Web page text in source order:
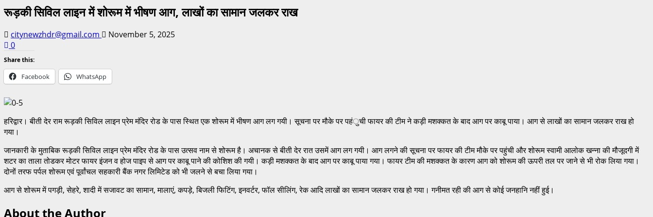
रूड़की सिविल लाइन में शोरूम में भीषण आग, लाखों का सामान जलकर राख
citynewzhdr@gmail.com
November 5, 2025
0
Share this:
Facebook WhatsApp
हरिद्वार। बीती देर राम रूड़की सिविल लाइन प्रेम मंदिर रोड के पास स्थित एक शोरूम में भीषण आग लग गयी। सूचना पर मौके पर पहंुची फायर की टीम ने कड़ी मशक्कत के बाद आग पर काबू पाया। आग से लाखों का सामान जलकर राख हो
गया।
जानकारी के मुताबिक रूड़की सिविल लाइन प्रेम मंदिर रोड के पास उत्सव नाम से शोरूम है। अचानक से बीती देर रात उसमें आग लग गयी। आग लगने की सूचना पर फायर की टीम मौके पर पहुंची और शोरूम स्वामी आलोक खन्ना की मौजूदगी में
शटर का ताला तोडकर मोटर फायर इंजन व होज पाइप से आग पर काबू पाने की कोशिश की गयी। कड़ी मशक्कत के बाद आग पर काबू पाया गया। फायर टीम की मशक्कत के कारण आग को शोरूम की ऊपरी तल पर जाने से भी रोक लिया गया।
दोनों तरफ पर्पल शोरूम एवं पूर्वांचल सहकारी बैंक नगर लिमिटेड को भी जलने से बचा लिया गया।
आग से शोरूम में पगड़ी, सेहरे, शादी में सजावट का सामान, मालाएं, कपड़े, बिजली फिटिंग, इनवर्टर, फॉल सीलिंग, रेक आदि लाखों का सामान जलकर राख हो गया। गनीमत रही की आग से कोई जनहानि नहीं हुई।
About the Author